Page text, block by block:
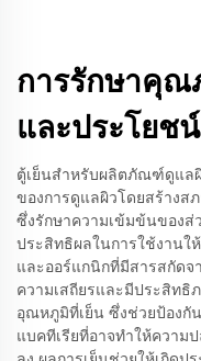
การรักษาคุ
และประโยช
ตู้เย็นสำหรับผลิตภัณฑ์ดูแล
ของการดูแลผิวโดยสร้างส
ซึ่งรักษาความเข้มข้นของส่
ประสิทธิผลในการใช้งาน
และออร์แกนิกที่มีสารสกัด
ความเสถียรและมีประสิทธิ
อุณหภูมิที่เย็น ซึ่งช่วยป้องกั
แบคทีเรียที่อาจทำให้ควา